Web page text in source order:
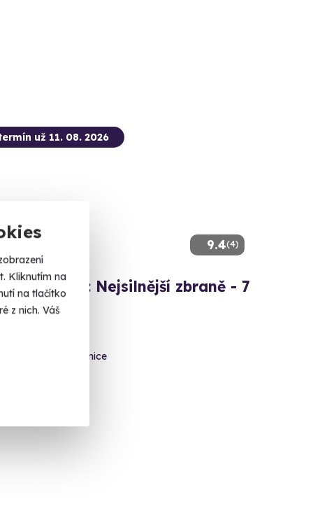
Kliknutím na
na tlačítko
z nich. Váš
9.4(4)
už 11. 08. 2026
střelba: Nejsilnější zbraně - 7
- vnitřní střelnice